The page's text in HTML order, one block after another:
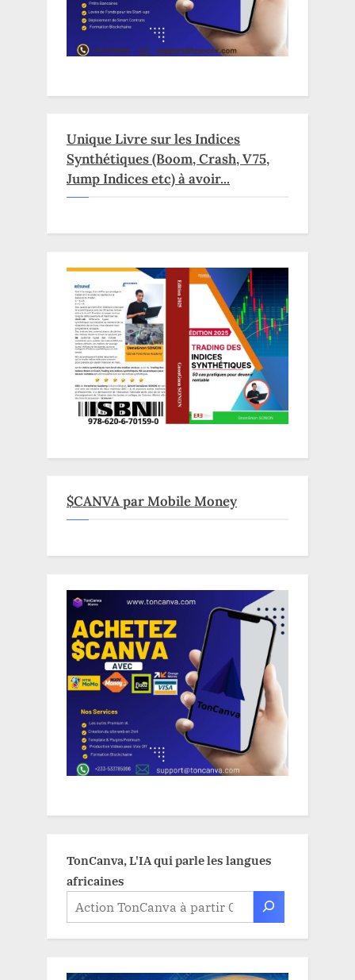
Unique Livre sur les Indices
Synthétiques (Boom, Crash, V75,
Jump Indices etc) à avoir...
$CANVA par Mobile Money
TonCanva, L'IA qui parle les langues
africaines